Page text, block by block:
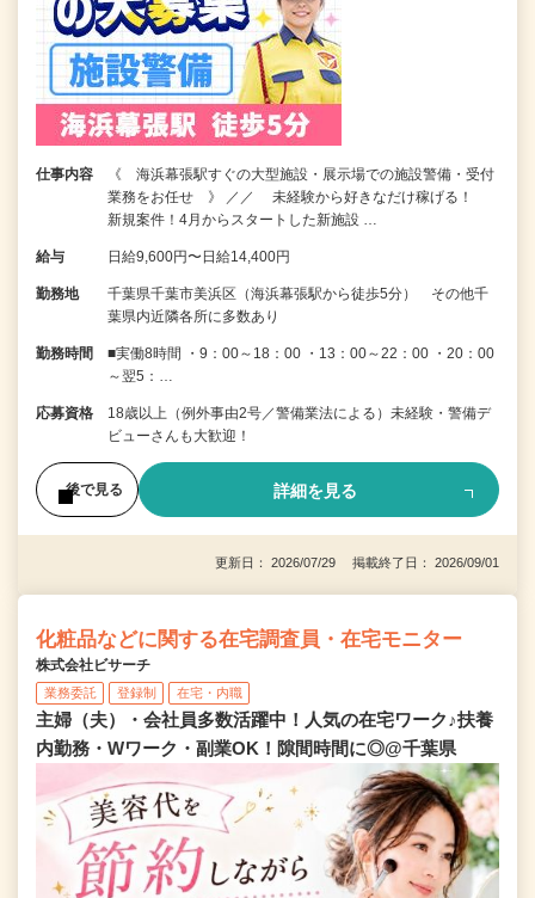
仕事内容
《 海浜幕張駅すぐの大型施設・展示場での施設警備・受付
業務をお任せ 》 ／／ 未経験から好きなだけ稼げる！
新規案件！4月からスタートした新施設 …
給与 日給9,600円〜日給14,400円
勤務地
千葉県千葉市美浜区（海浜幕張駅から徒歩5分） その他千
葉県内近隣各所に多数あり
勤務時間
■実働8時間 ・9：00～18：00 ・13：00～22：00 ・20：00
～翌5：…
応募資格
18歳以上（例外事由2号／警備業法による）未経験・警備デ
ビューさんも大歓迎！
後で見る 詳細を見る
更新日： 2026/07/29 掲載終了日： 2026/09/01
化粧品などに関する在宅調査員・在宅モニター
株式会社ビサーチ
業務委託 登録制 在宅・内職
主婦（夫）・会社員多数活躍中！人気の在宅ワーク♪扶養
内勤務・Wワーク・副業OK！隙間時間に◎@千葉県